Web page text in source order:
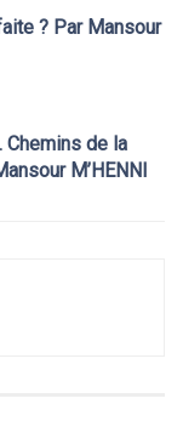
? Par Mansour
Chemins de la
M’HENNI